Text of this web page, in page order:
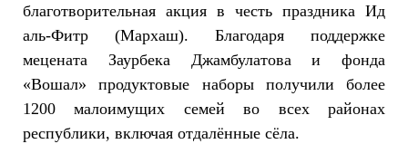
благотворительная акция в честь праздника Ид
аль-Фитр (Мархаш). Благодаря поддержке
мецената Заурбека Джамбулатова и фонда
«Вошал» продуктовые наборы получили более
1200 малоимущих семей во всех районах
республики, включая отдалённые сёла.